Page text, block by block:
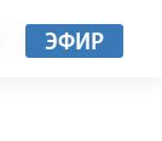
ЭФИР